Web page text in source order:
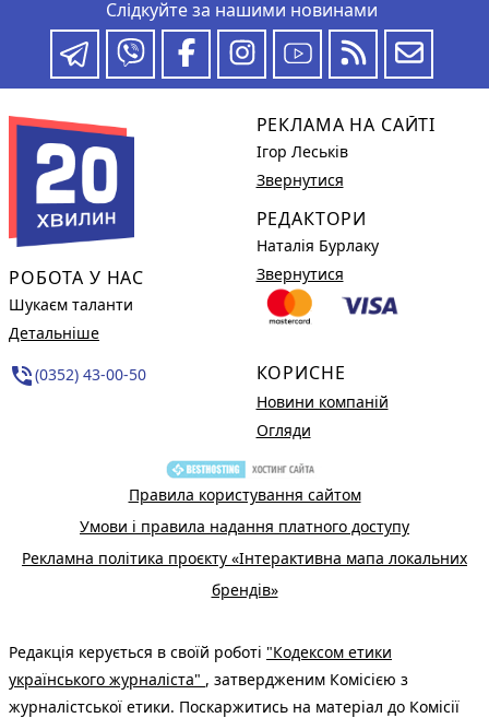
Слідкуйте за нашими новинами
РОБОТА У НАС
Шукаєм таланти
Детальніше
phone_in_talk(0352) 43-00-50
РЕКЛАМА НА САЙТІ
Ігор Леськів
Звернутися
РЕДАКТОРИ
Наталія Бурлаку
Звернутися
КОРИСНЕ
Новини компаній
Огляди
Правила користування сайтом
Умови і правила надання платного доступу
Рекламна політика проєкту «Інтерактивна мапа локальних
брендів»
Редакція керується в своїй роботі "Кодексом етики
українського журналіста" , затвердженим Комісією з
журналістської етики. Поскаржитись на матеріал до Комісії